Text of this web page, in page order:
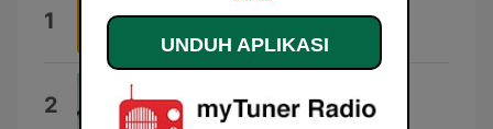
1 Jose Alfredo Jimenez
2 La Puerta Negra
Los Tigres del Norte
UNDUH APLIKASI